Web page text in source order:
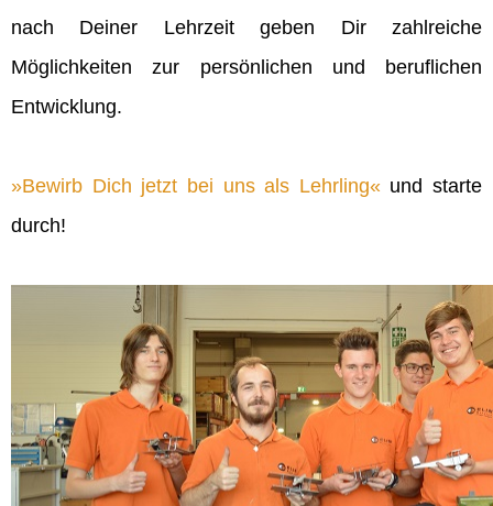
nach Deiner Lehrzeit geben Dir zahlreiche
Möglichkeiten zur persönlichen und beruflichen
Entwicklung.
Bewirb Dich jetzt bei uns als Lehrling und starte
durch!